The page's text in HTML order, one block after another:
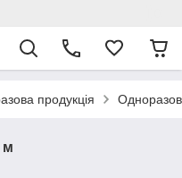
продукція
м